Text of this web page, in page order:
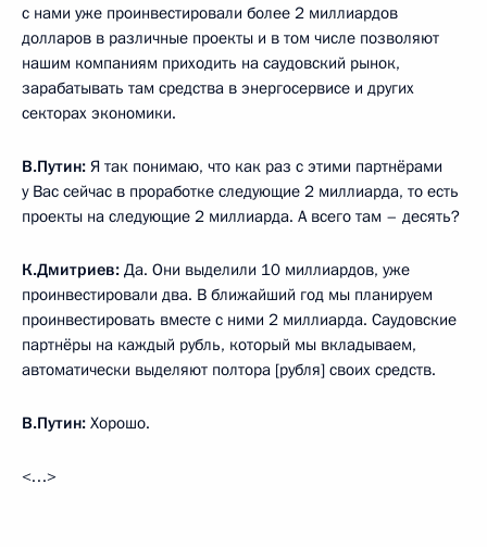
с нами уже проинвестировали более 2 миллиардов
долларов в различные проекты и в том числе позволяют
нашим компаниям приходить на саудовский рынок,
зарабатывать там средства в энергосервисе и других
секторах экономики.
В.Путин: Я так понимаю, что как раз с этими партнёрами
у Вас сейчас в проработке следующие 2 миллиарда, то есть
проекты на следующие 2 миллиарда. А всего там – десять?
К.Дмитриев: Да. Они выделили 10 миллиардов, уже
проинвестировали два. В ближайший год мы планируем
проинвестировать вместе с ними 2 миллиарда. Саудовские
партнёры на каждый рубль, который мы вкладываем,
автоматически выделяют полтора [рубля] своих средств.
В.Путин: Хорошо.
<…>